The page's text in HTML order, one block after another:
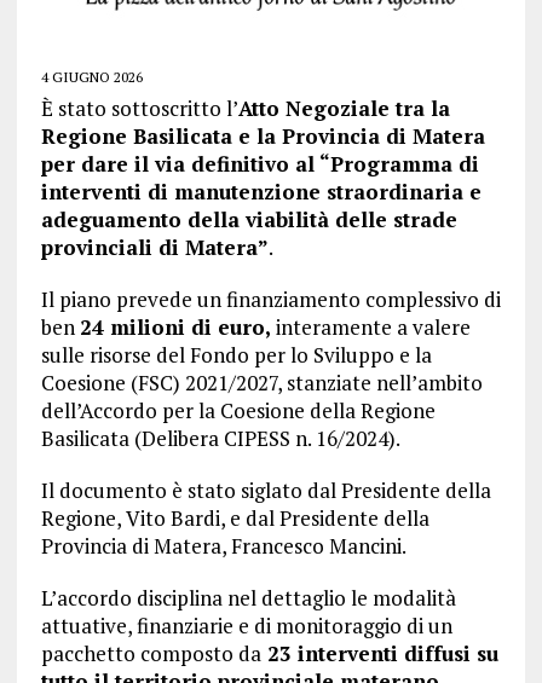
4 GIUGNO 2026
È stato sottoscritto l’Atto Negoziale tra la
Regione Basilicata e la Provincia di Matera
per dare il via definitivo al “Programma di
interventi di manutenzione straordinaria e
adeguamento della viabilità delle strade
provinciali di Matera”.
Il piano prevede un finanziamento complessivo di
ben 24 milioni di euro, interamente a valere
sulle risorse del Fondo per lo Sviluppo e la
Coesione (FSC) 2021/2027, stanziate nell’ambito
dell’Accordo per la Coesione della Regione
Basilicata (Delibera CIPESS n. 16/2024).
Il documento è stato siglato dal Presidente della
Regione, Vito Bardi, e dal Presidente della
Provincia di Matera, Francesco Mancini.
L’accordo disciplina nel dettaglio le modalità
attuative, finanziarie e di monitoraggio di un
pacchetto composto da23 interventi diffusi su